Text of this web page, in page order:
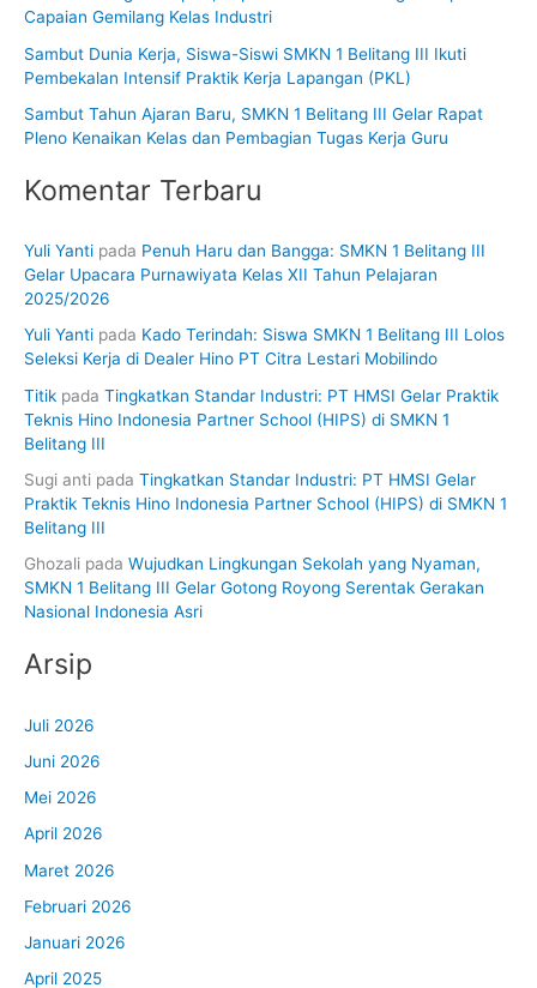
k
Capaian Gemilang Kelas Industri
Sambut Dunia Kerja, Siswa-Siswi SMKN 1 Belitang III Ikuti
Pembekalan Intensif Praktik Kerja Lapangan (PKL)
Sambut Tahun Ajaran Baru, SMKN 1 Belitang III Gelar Rapat
Pleno Kenaikan Kelas dan Pembagian Tugas Kerja Guru
Komentar Terbaru
Yuli Yanti pada Penuh Haru dan Bangga: SMKN 1 Belitang III
Gelar Upacara Purnawiyata Kelas XII Tahun Pelajaran
2025/2026
Yuli Yanti pada Kado Terindah: Siswa SMKN 1 Belitang III Lolos
Seleksi Kerja di Dealer Hino PT Citra Lestari Mobilindo
Titik pada Tingkatkan Standar Industri: PT HMSI Gelar Praktik
Teknis Hino Indonesia Partner School (HIPS) di SMKN 1
Belitang III
Sugi anti pada Tingkatkan Standar Industri: PT HMSI Gelar
Praktik Teknis Hino Indonesia Partner School (HIPS) di SMKN 1
Belitang III
Ghozali pada Wujudkan Lingkungan Sekolah yang Nyaman,
SMKN 1 Belitang III Gelar Gotong Royong Serentak Gerakan
Nasional Indonesia Asri
Arsip
Juli 2026
Juni 2026
Mei 2026
April 2026
Maret 2026
Februari 2026
Januari 2026
April 2025